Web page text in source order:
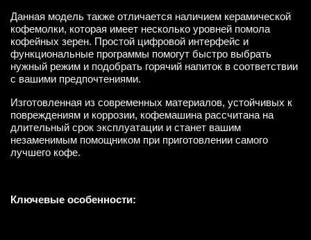
Данная модель также отличается наличием керамической
кофемолки, которая имеет несколько уровней помола
кофейных зерен. Простой цифровой интерфейс и
функциональные программы помогут быстро выбрать
нужный режим и подобрать горячий напиток в соответствии
с вашими предпочтениями.
Изготовленная из современных материалов, устойчивых к
повреждениям и коррозии, кофемашина рассчитана на
длительный срок эксплуатации и станет вашим
незаменимым помощником при приготовлении самого
лучшего кофе.
Ключевые особенности: